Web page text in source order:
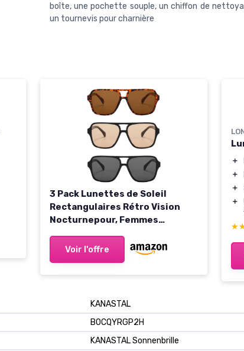
boîte, une pochette souple, un chiffon de
un tournevis pour charnière
3 Pack Lunettes de Soleil
Rectangulaires Rétro Vision
Nocturnepour, Femmes
Protection UV400 Carrées à
Double Pont, Classiques
Voir l'offre
＋
＋
＋
＋
KANASTAL
B0CQYRGP2H
KANASTAL Sonnenbrille